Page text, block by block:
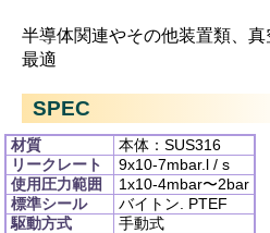
半導体関連やその他装置類、
最適
SPEC
材質
本体：SUS316
リークレート
9x10-7mbar.l / s
使用圧力範囲
1x10-4mbar〜2bar
標準シール
バイトン. PTEF
駆動方式
手動式